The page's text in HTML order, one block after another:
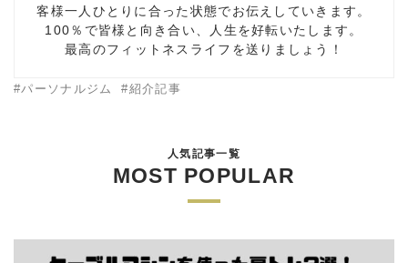
客様一人ひとりに合った状態でお伝えしていきます。
100％で皆様と向き合い、人生を好転いたします。
最高のフィットネスライフを送りましょう！
パーソナルジム 紹介記事
人気記事一覧
MOST POPULAR